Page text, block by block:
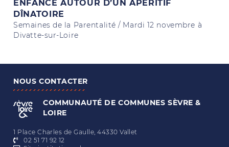
ENFANCE AUTOUR D’UN APÉRITIF
DÎNATOIRE
Semaines de la Parentalité / Mardi 12 novembre à
Divatte-sur-Loire
NOUS CONTACTER
COMMUNAUTÉ DE COMMUNESSÈVRE &
LOIRE
1 Place Charles de Gaulle, 44330 Vallet
02 51 71 92 12